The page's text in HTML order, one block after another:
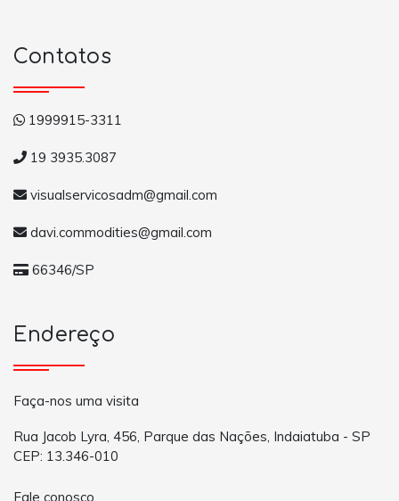
Contatos
1999915-3311
19 3935.3087
visualservicosadm@gmail.com
davi.commodities@gmail.com
66346/SP
Endereço
Faça-nos uma visita
Rua Jacob Lyra, 456, Parque das Nações, Indaiatuba - SP
CEP: 13.346-010
Fale conosco